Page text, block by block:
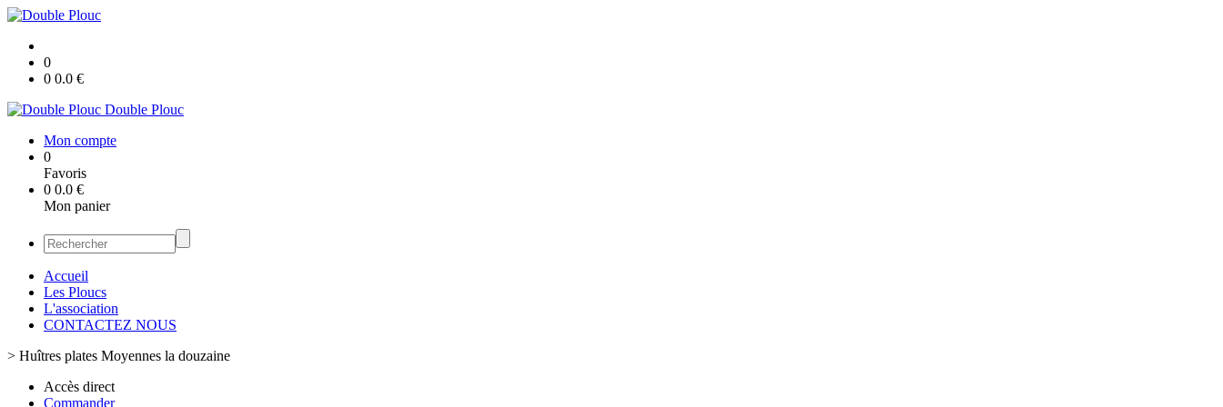
0
0 0.0 €
Double Plouc
Mon compte
0
Favoris
0 0.0 €
Mon panier
Accueil
Les Ploucs
L'association
CONTACTEZ NOUS
> Huîtres plates Moyennes la douzaine
Accès direct
Commander